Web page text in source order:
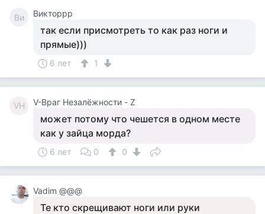
Ви Викторрр
так если присмотреть то как раз ноги и
прямые)))
6 лет 1
VН V-Враг Незалёжности - Z
может потому что чешется в одном месте
как у зайца морда?
6 лет 0 0
Vadim @@@
Те кто скрещивают ноги или руки